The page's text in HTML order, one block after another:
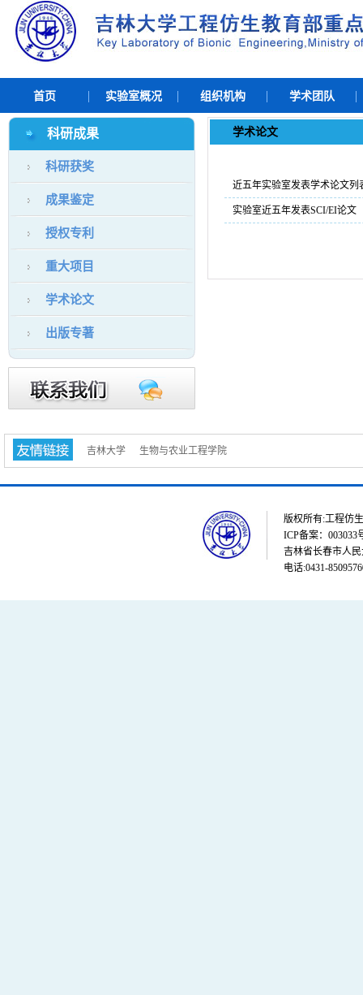
首页 实验室概况 组织机构 学术团队
科研成果
科研获奖
成果鉴定
授权专利
重大项目
学术论文
出版专著
学术论文
近五年实验室发表学术论文列
实验室近五年发表SCI/EI论文
吉林大学 生物与农业工程学院
版权所有:工程仿
ICP备案：003033
吉林省长春市人
电话:0431-